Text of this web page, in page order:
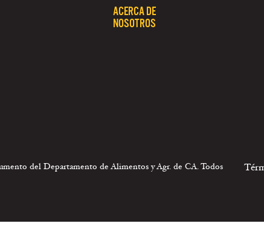
ACERCA DE
NOSOTROS
del Departamento de Alimentos y Agr. de CA. Todos